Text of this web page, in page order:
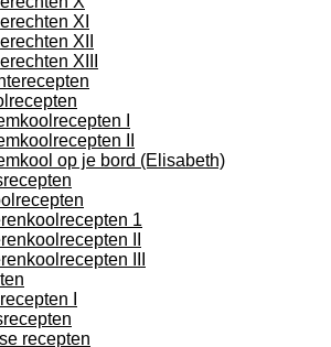
XI
XII
XIII
I
II
op je bord (Elisabeth)
1
II
III
I
recepten